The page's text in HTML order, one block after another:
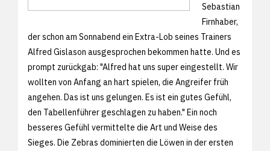
Sebastian
Firnhaber,
der schon am Sonnabend ein Extra-Lob seines Trainers
Alfred Gislason ausgesprochen bekommen hatte. Und es
prompt zurückgab: "Alfred hat uns super eingestellt. Wir
wollten von Anfang an hart spielen, die Angreifer früh
angehen. Das ist uns gelungen. Es ist ein gutes Gefühl,
den Tabellenführer geschlagen zu haben." Ein noch
besseres Gefühl vermittelte die Art und Weise des
Sieges. Die Zebras dominierten die Löwen in der ersten